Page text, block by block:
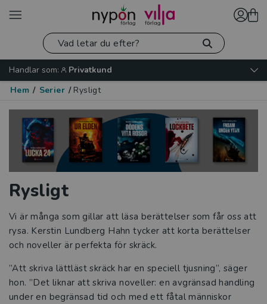
Handlar som:
Privatkund
Hem / Serier / Rysligt
Rysligt
Vi är många som gillar att läsa berättelser som får oss att
rysa. Kerstin Lundberg Hahn tycker att korta berättelser
och noveller är perfekta för skräck.
”Att skriva lättläst skräck har en speciell tjusning”, säger
hon. ”Det liknar att skriva noveller: en avgränsad handling
under en begränsad tid och med ett fåtal människor